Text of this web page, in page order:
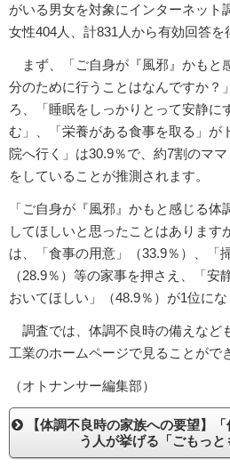
がいる男女を対象にインターネット
女性404人、計831人から有効回答を
まず、「ご自身が『風邪』かもと
分のために行うことはなんですか？
ろ、「睡眠をしっかりとって安静に
む」、「栄養がある食事を取る」が
院へ行く」は30.9％で、約7割のマ
をしていることが推測されます。
「ご自身が『風邪』かもと感じる体
してほしいと思ったことはあります
は、「食事の用意」（33.9％）、「
（28.9％）等の家事を押さえ、「安
おいてほしい」（48.9％）が1位にな
調査では、体調不良時の備えなど
工業のホームページで見ることがで
（オトナンサー編集部）
【体調不良時の家族への要望】
う人が挙げる「ごもっと